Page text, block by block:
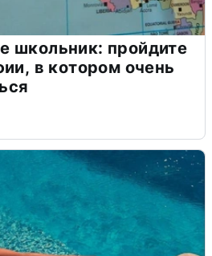
школьник: пройдите
в котором очень